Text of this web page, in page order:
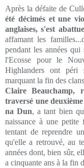
Après la défaite de
été décimés et une
anglaises, s'est
affamant les
pendant les années
l'Ecosse pour le
Highlanders ont péri
marquant la fin des
Claire Beauchamp,
traversé une
na Dun, a tant bien
naissance à une
tentant de reprendre
qu'elle a retrouvé, au
années dont, bien sûr,
a cinquante ans à la fin